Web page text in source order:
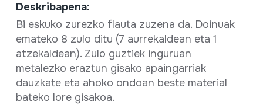
Deskribapena:
Bi eskuko zurezko flauta zuzena da. Doinuak
emateko 8 zulo ditu (7 aurrekaldean eta 1
atzekaldean). Zulo guztiek inguruan
metalezko eraztun gisako apaingarriak
dauzkate eta ahoko ondoan beste material
bateko lore gisakoa.